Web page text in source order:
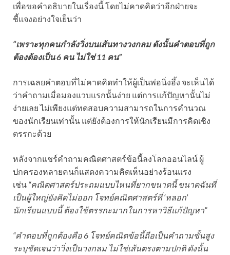
เพื่อขอคำอธิบายในเรื่องนี้ โดยไม่คาดคิดว่าอีกฝ่ายจะ
ชี้แจงอย่างใจเย็นว่า
“เพราะทุกคนกำลังวิ่งบนเส้นทางวงกลม ดังนั้นคำตอบที่ถูก
ต้องต้องเป็น 6 คน ไม่ใช่ 11 คน”
การเฉลยคำตอบที่ไม่คาดคิดทำให้ผู้เป็นพ่อนิ่งอึ้ง จะเห็นได้
ว่าคำถามเมื่อมองแวบแรกนั้นง่าย แต่การแก้ปัญหานั้นไม่
ง่ายเลย ไม่เพียงแต่ทดสอบความสามารถในการคำนวณ
ของนักเรียนเท่านั้น แต่ยังต้องการให้นักเรียนมีการคิดเชิง
ตรรกะด้วย
หลังจากแชร์คำถามคณิตศาสตร์ข้อนี้ลงโลกออนไลน์ ผู้
ปกครองหลายคนก็แสดงความคิดเห็นอย่างร้อนแรง
เช่น “คณิตศาสตร์ประถมแบบไหนที่ยากขนาดนี้ ขนาดฉันที่
เป็นผู้ใหญ่ยังคิดไม่ออก โจทย์คณิตศาสตร์ที่ ‘หลอก’
นักเรียนแบบนี้ ต้องใช้ตรรกะมากในการหาวิธีแก้ปัญหา”
“คำตอบที่ถูกต้องคือ 6 โจทย์คณิตข้อนี้ถือเป็นคำถามขั้นสูง
ระบุชัดเจนว่าวิ่งเป็นวงกลม ไม่ใช่เส้นตรงตามปกติ ดังนั้น